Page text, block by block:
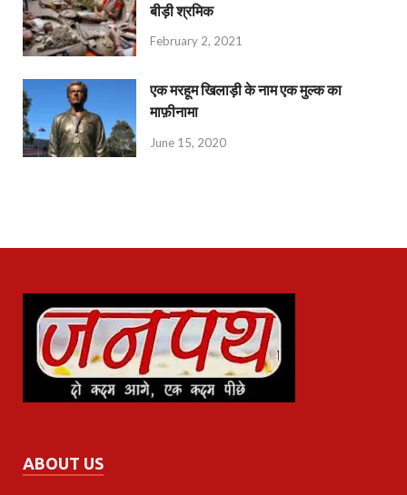
बीड़ी श्रमिक
February 2, 2021
एक मरहूम खिलाड़ी के नाम एक मुल्क का
माफ़ीनामा
June 15, 2020
ABOUT US